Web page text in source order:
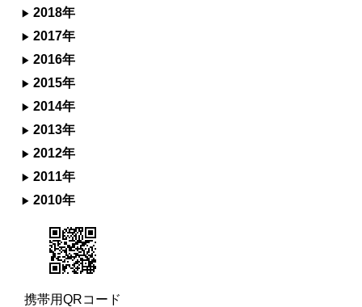
2018年
2017年
2016年
2015年
2014年
2013年
2012年
2011年
2010年
携帯用QRコード